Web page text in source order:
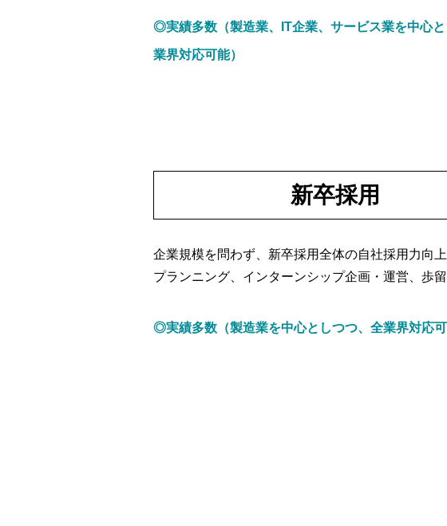
◎実績多数（製造業、IT企業、サービス業を中心
業界対応可能）
新卒採用
企業規模を問わず、新卒採用全体の自社採用力向
プランニング、インターンシップ企画・運営、歩留
◎実績多数（製造業を中心としつつ、全業界対応可